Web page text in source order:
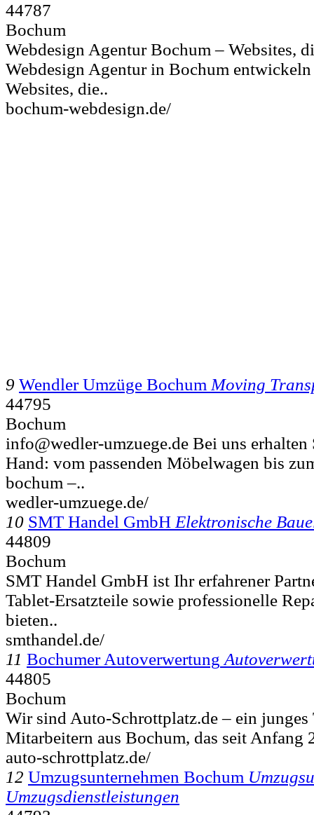
44787
Bochum
Webdesign Agentur Bochum – Websites,
Webdesign Agentur in Bochum
Websites, die..
bochum-webdesign.de/
9 Wendler Umzüge Bochum Moving
44795
Bochum
info@wedler-umzuege.de Bei uns erhalten
Hand: vom passenden Möbelwagen bis
bochum –..
wedler-umzuege.de/
10 SMT Handel GmbH Elektronische
44809
Bochum
SMT Handel GmbH ist Ihr erfahrener
Tablet-Ersatzteile sowie professionelle
bieten..
smthandel.de/
11 Bochumer Autoverwertung
44805
Bochum
Wir sind Auto-Schrottplatz.de – ein junges
Mitarbeitern aus Bochum, das seit Anfang
auto-schrottplatz.de/
12 Umzugsunternehmen Bochum
Umzugsdienstleistungen